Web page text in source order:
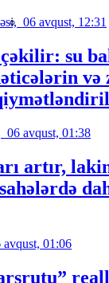
06 avqust, 12:31
su
06 avqust, 01:38
artır,
avqust, 01:06